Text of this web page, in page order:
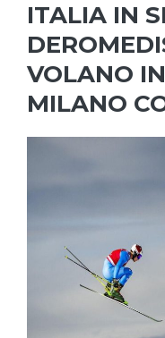
ITALIA IN
VOLANO
MILANO